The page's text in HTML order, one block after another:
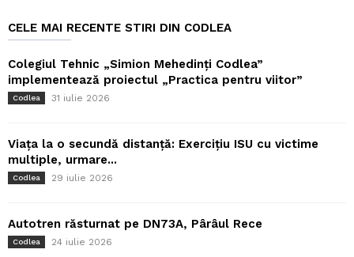
CELE MAI RECENTE STIRI DIN CODLEA
Colegiul Tehnic „Simion Mehedinți Codlea”
implementează proiectul „Practica pentru viitor”
Codlea 31 iulie 2026
Viața la o secundă distanță: Exercițiu ISU cu victime
multiple, urmare...
Codlea 29 iulie 2026
Autotren răsturnat pe DN73A, Pârâul Rece
Codlea 24 iulie 2026